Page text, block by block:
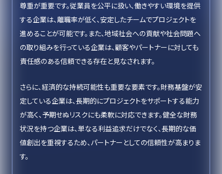
尊重が重要です。従業員を公平に扱い、働きやすい環境を提供
する企業は、離職率が低く、安定したチームでプロジェクトを
進めることが可能です。また、地域社会への貢献や社会問題へ
の取り組みを行っている企業は、顧客やパートナーに対しても
責任感のある信頼できる存在と見なされます。
さらに、経済的な持続可能性も重要な要素です。財務基盤が安
定している企業は、長期的にプロジェクトをサポートする能力
が高く、予期せぬリスクにも柔軟に対応できます。健全な財務
状況を持つ企業は、単なる利益追求だけでなく、長期的な価
値創出を重視するため、パートナーとしての信頼性が高まりま
す。